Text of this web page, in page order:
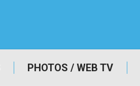
PHOTOS / WEB TV